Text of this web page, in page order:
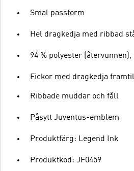
Smal passform
Hel dragkedja med ribbad
94 % polyester (återvunnen),
Fickor med dragkedja
Ribbade muddar och fåll
Påsytt Juventus-emblem
Produktfärg: Legend Ink
Produktkod: JF0459